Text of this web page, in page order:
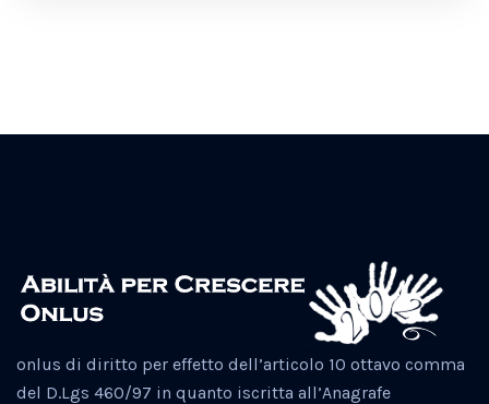
onlus di diritto per effetto dell’articolo 10 ottavo comma
del D.Lgs 460/97 in quanto iscritta all’Anagrafe